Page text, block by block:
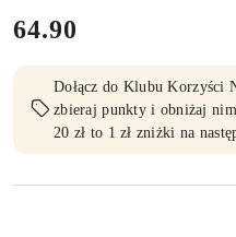
cena:
64.90
Dołącz do Klubu Korzyści
zbieraj punkty i obniżaj
20 zł to 1 zł zniżki na